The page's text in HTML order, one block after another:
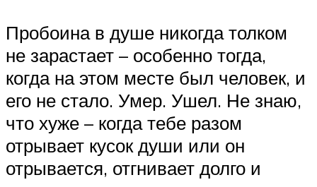
Пробоина в душе никогда толком
не зарастает – особенно тогда,
когда на этом месте был человек, и
его не стало. Умер. Ушел. Не знаю,
что хуже – когда тебе разом
отрывает кусок души или он
отрывается, отгнивает долго и